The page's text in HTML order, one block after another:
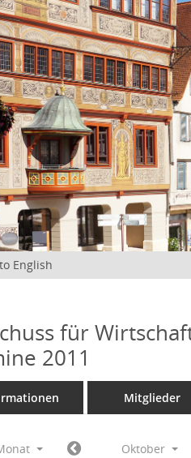
English
für
2011
Mitglieder
Oktober